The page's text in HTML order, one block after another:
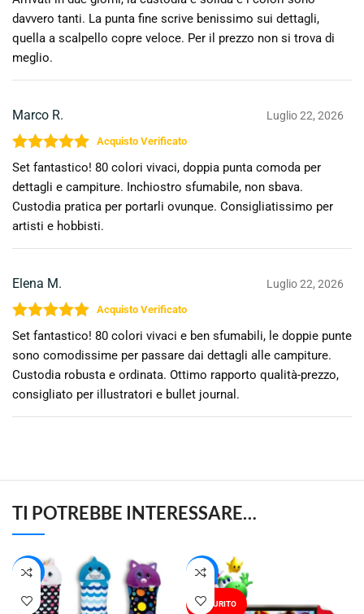
davvero tanti. La punta fine scrive benissimo sui dettagli,
quella a scalpello copre veloce. Per il prezzo non si trova di
meglio.
Marco R. Luglio 22, 2026
Valutato5su 5
Set fantastico! 80 colori vivaci, doppia punta comoda per
dettagli e campiture. Inchiostro sfumabile, non sbava.
Custodia pratica per portarli ovunque. Consigliatissimo per
artisti e hobbisti.
Elena M. Luglio 22, 2026
Valutato5su 5
Set fantastico! 80 colori vivaci e ben sfumabili, le doppie punte
sono comodissime per passare dai dettagli alle campiture.
Custodia robusta e ordinata. Ottimo rapporto qualità-prezzo,
consigliato per illustratori e bullet journal.
TI POTREBBE INTERESSARE…
-49% -24%
ESAURITO